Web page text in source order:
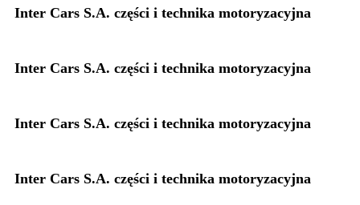
Inter Cars S.A. części i technika motoryzacyjna
Inter Cars S.A. części i technika motoryzacyjna
Inter Cars S.A. części i technika motoryzacyjna
Inter Cars S.A. części i technika motoryzacyjna